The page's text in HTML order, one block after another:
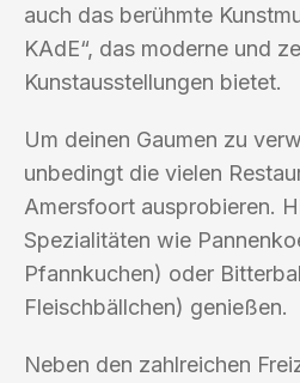
auch das berühmte
KAdE“, das moderne und
Kunstausstellungen bietet.
Um deinen Gaumen zu
unbedingt die vielen
Amersfoort ausprobieren.
Spezialitäten wie
Pfannkuchen) oder
Fleischbällchen) genießen.
Neben den zahlreichen